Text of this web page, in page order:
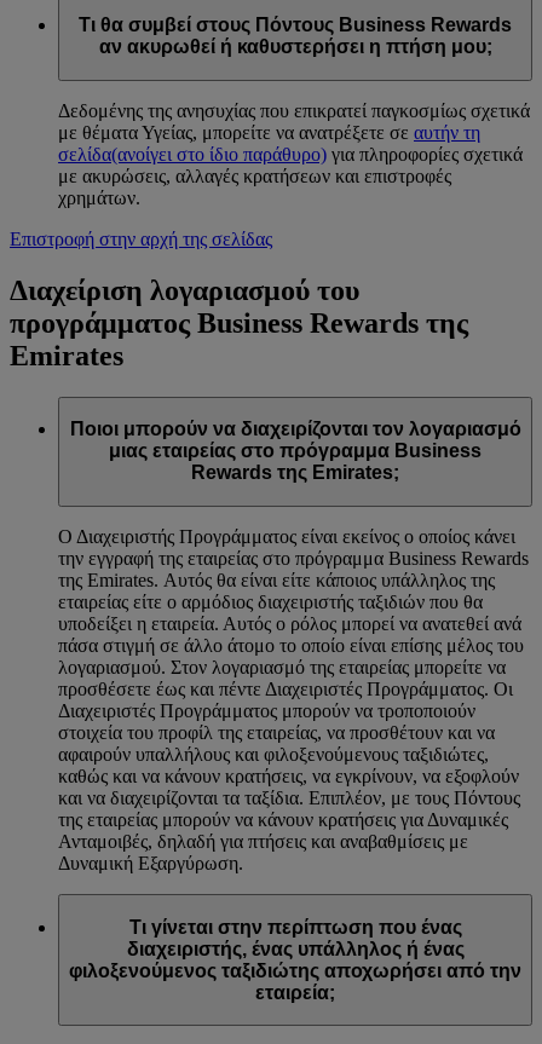
Τι θα συμβεί στους Πόντους Business Rewards
αν ακυρωθεί ή καθυστερήσει η πτήση μου;
Δεδομένης της ανησυχίας που επικρατεί παγκοσμίως σχετικά
με θέματα Υγείας, μπορείτε να ανατρέξετε σε αυτήν τη
σελίδα(ανοίγει στο ίδιο παράθυρο) για πληροφορίες σχετικά
με ακυρώσεις, αλλαγές κρατήσεων και επιστροφές
χρημάτων.
Επιστροφή στην αρχή της σελίδας
Διαχείριση λογαριασμού του
προγράμματος Business Rewards της
Emirates
Ποιοι μπορούν να διαχειρίζονται τον λογαριασμό
μιας εταιρείας στο πρόγραμμα Business
Rewards της Emirates;
Ο Διαχειριστής Προγράμματος είναι εκείνος ο οποίος κάνει
την εγγραφή της εταιρείας στο πρόγραμμα Business Rewards
της Emirates. Αυτός θα είναι είτε κάποιος υπάλληλος της
εταιρείας είτε ο αρμόδιος διαχειριστής ταξιδιών που θα
υποδείξει η εταιρεία. Αυτός ο ρόλος μπορεί να ανατεθεί ανά
πάσα στιγμή σε άλλο άτομο το οποίο είναι επίσης μέλος του
λογαριασμού. Στον λογαριασμό της εταιρείας μπορείτε να
προσθέσετε έως και πέντε Διαχειριστές Προγράμματος. Οι
Διαχειριστές Προγράμματος μπορούν να τροποποιούν
στοιχεία του προφίλ της εταιρείας, να προσθέτουν και να
αφαιρούν υπαλλήλους και φιλοξενούμενους ταξιδιώτες,
καθώς και να κάνουν κρατήσεις, να εγκρίνουν, να εξοφλούν
και να διαχειρίζονται τα ταξίδια. Επιπλέον, με τους Πόντους
της εταιρείας μπορούν να κάνουν κρατήσεις για Δυναμικές
Ανταμοιβές, δηλαδή για πτήσεις και αναβαθμίσεις με
Δυναμική Εξαργύρωση.
Τι γίνεται στην περίπτωση που ένας
διαχειριστής, ένας υπάλληλος ή ένας
φιλοξενούμενος ταξιδιώτης αποχωρήσει από την
εταιρεία;